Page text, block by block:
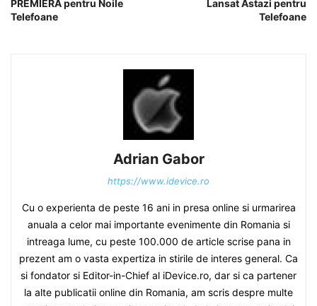
PREMIERA pentru Noile
Telefoane
Lansat Astazi pentru
Telefoane
Adrian Gabor
https://www.idevice.ro
Cu o experienta de peste 16 ani in presa online si urmarirea
anuala a celor mai importante evenimente din Romania si
intreaga lume, cu peste 100.000 de article scrise pana in
prezent am o vasta expertiza in stirile de interes general. Ca
si fondator si Editor-in-Chief al iDevice.ro, dar si ca partener
la alte publicatii online din Romania, am scris despre multe